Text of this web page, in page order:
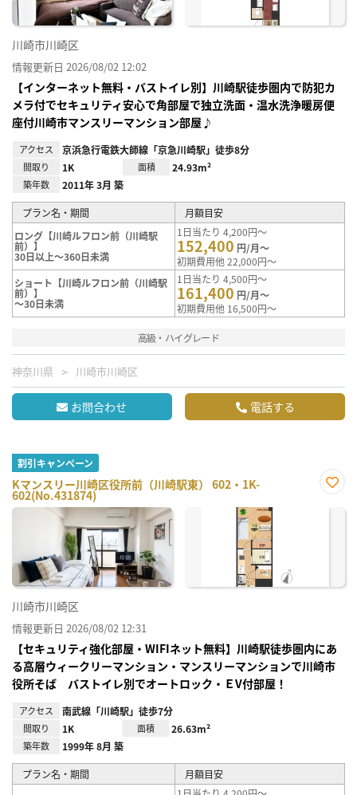
川崎市川崎区
情報更新日 2026/08/02 12:02
【インターネット無料・バストイレ別】川崎駅徒歩圏内で防犯カ
メラ付でセキュリティ安心で角部屋で独立洗面・温水洗浄暖房便
座付川崎市マンスリーマンション部屋♪
アクセス 京浜急行電鉄大師線「京急川崎駅」徒歩8分
間取り 1K 面積 24.93m²
築年数 2011年 3月 築
プラン名・期間
月額目安
ロング【川崎ルフロン前（川崎駅
前）】
30日以上～360日未満
1日当たり 4,200円～
152,400 円/月～
初期費用他 22,000円～
ショート【川崎ルフロン前（川崎駅
前）】
～30日未満
1日当たり 4,500円～
161,400 円/月～
初期費用他 16,500円～
高級・ハイグレード
神奈川県 川崎市川崎区
お問合わせ 電話する
割引キャンペーン
Kマンスリー川崎区役所前（川崎駅東） 602・1K-
602(No.431874)
に入
川崎市川崎区
情報更新日 2026/08/02 12:31
【セキュリティ強化部屋・WIFIネット無料】川崎駅徒歩圏内にあ
る高層ウィークリーマンション・マンスリーマンションで川崎市
役所そば バストイレ別でオートロック・ＥV付部屋！
アクセス 南武線「川崎駅」徒歩7分
間取り 1K 面積 26.63m²
築年数 1999年 8月 築
プラン名・期間
月額目安